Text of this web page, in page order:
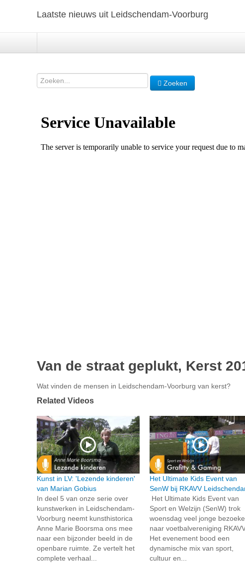
Laatste nieuws uit Leidschendam-Voorburg
Zoeken
Van de straat geplukt, Kerst
Wat vinden de mensen in Leidschendam-Voorburg van kerst?
Related Videos
Kunst in LV: 'Lezende kinderen'
van Marian Gobius
In deel 5 van onze serie over
kunstwerken in Leidschendam-
Voorburg neemt kunsthistorica
Anne Marie Boorsma ons mee
naar een bijzonder beeld in de
openbare ruimte. Ze vertelt het
complete verhaal...
Het Ultimate Kids Event van
SenW bij RKAVV
Het Ultimate Kids Event van
Sport en Welzijn (SenW) trok
woensdag veel jonge
naar voetbalvereniging
Het evenement bood een
dynamische mix van sport,
cultuur en...